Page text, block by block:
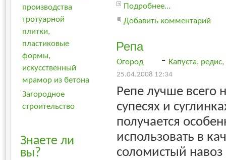
производства
тротуарной
плитки,
пластиковые
формы,
искусственный
мрамор из бетона
Загородное
строительство
Знаете ли
вы?
Подробнее...
Добавить комментарий
Репа
Огород - Капуста,
25.04.2008 12:34
Репе лучше всего
супесях и
получается
использовать в
соломистый